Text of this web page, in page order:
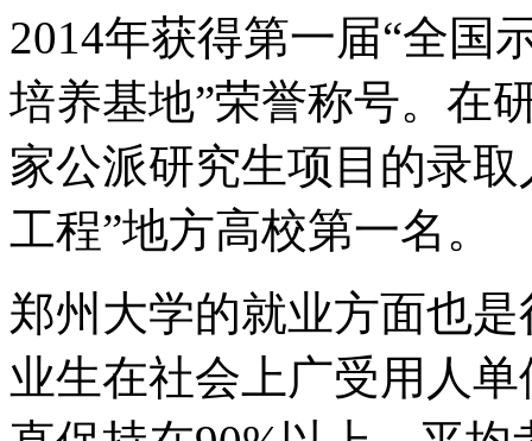
2014年获得第一届“全国
培养基地”荣誉称号。在
家公派研究生项目的录
工程”地方高校第一名。
郑州大学的就业方面也
业生在社会上广受用人